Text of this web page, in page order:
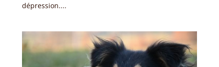
dépression....